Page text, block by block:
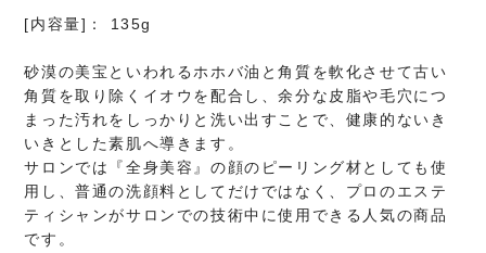
[内容量]： 135g
砂漠の美宝といわれるホホバ油と角質を軟化させて古い
角質を取り除くイオウを配合し、余分な皮脂や毛穴につ
まった汚れをしっかりと洗い出すことで、健康的ないき
いきとした素肌へ導きます。
サロンでは『全身美容』の顔のピーリング材としても使
用し、普通の洗顔料としてだけではなく、プロのエステ
ティシャンがサロンでの技術中に使用できる人気の商品
です。